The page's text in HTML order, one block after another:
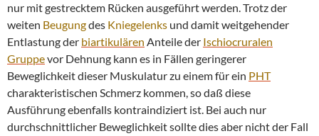
nur mit gestrecktem Rücken ausgeführt werden. Trotz der
weiten Beugungdes Kniegelenks und damit weitgehender
Entlastung der biartikulären Anteile der Ischiocruralen
Gruppevor Dehnung kann es in Fällen geringerer
Beweglichkeit dieser Muskulatur zu einem für ein PHT
charakteristischen Schmerz kommen, so daß diese
Ausführung ebenfalls kontraindiziert ist. Bei auch nur
durchschnittlicher Beweglichkeit sollte dies aber nicht der Fall